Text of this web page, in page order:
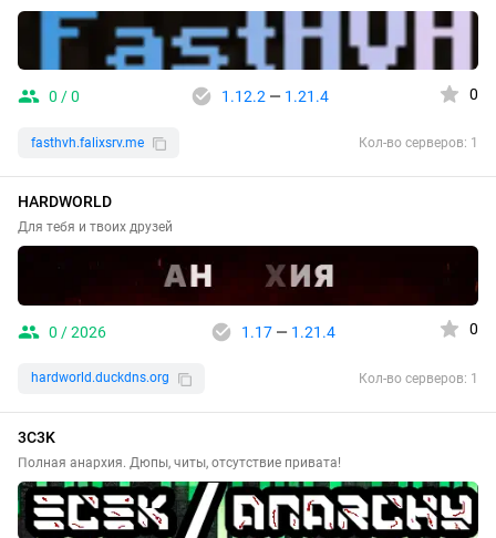
0 / 0 1.12.2— 1.21.4 0
fasthvh.falixsrv.me Кол-во серверов: 1
HARDWORLD
Для тебя и твоих друзей
0 / 2026 1.17— 1.21.4 0
hardworld.duckdns.org Кол-во серверов: 1
3C3K
Полная анархия. Дюпы, читы, отсутствие привата!